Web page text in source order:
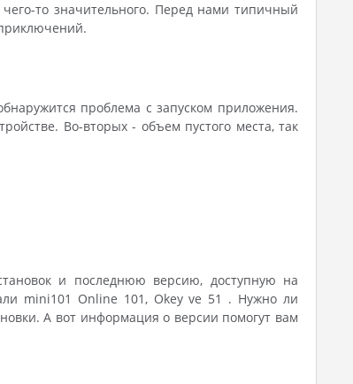
то значительного. Перед нами типичный
проблема с запуском приложения.
Во-вторых - объем пустого места, так
и последнюю версию, доступную на
mini101 Online 101, Okey ve 51 . Нужно ли
А вот информация о версии помогут вам